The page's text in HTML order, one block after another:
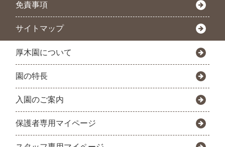
免責事項
サイトマップ
厚木園について
園の特長
入園のご案内
保護者専用マイページ